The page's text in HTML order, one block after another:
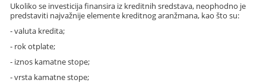
Ukoliko se investicija finansira iz kreditnih sredstava, neophodno je
predstaviti najvažnije elemente kreditnog aranžmana, kao što su:
- valuta kredita;
- rok otplate;
- iznos kamatne stope;
- vrsta kamatne stope;